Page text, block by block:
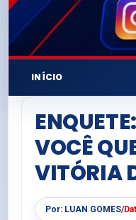
INÍCIO
VOCÊ
VITÓRIA
Por: LUAN GOMES/